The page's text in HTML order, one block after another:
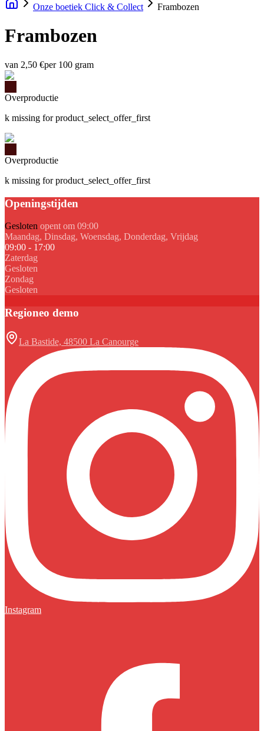
Onze boetiek Click & Collect Frambozen
Frambozen
van 2,50 €per 100 gram
Overproductie
k missing for product_select_offer_first
Overproductie
k missing for product_select_offer_first
Openingstijden
Gesloten opent om 09:00
Maandag, Dinsdag, Woensdag, Donderdag, Vrijdag
09:00 - 17:00
Zaterdag
Gesloten
Zondag
Gesloten
Regioneo demo
La Bastide, 48500 La Canourge
Instagram